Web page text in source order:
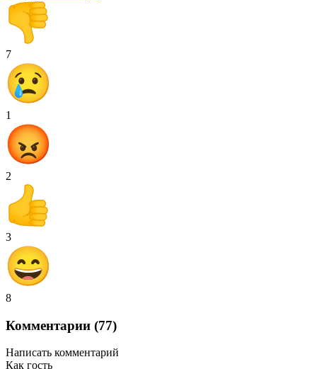
7
1
2
3
8
Комментарии (77)
Написать комментарий
Как гость